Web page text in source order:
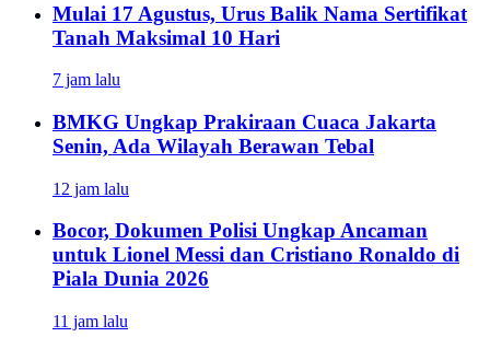
Mulai 17 Agustus, Urus Balik Nama Sertifikat
Tanah Maksimal 10 Hari
7 jam lalu
BMKG Ungkap Prakiraan Cuaca Jakarta
Senin, Ada Wilayah Berawan Tebal
12 jam lalu
Bocor, Dokumen Polisi Ungkap Ancaman
untuk Lionel Messi dan Cristiano Ronaldo di
Piala Dunia 2026
11 jam lalu